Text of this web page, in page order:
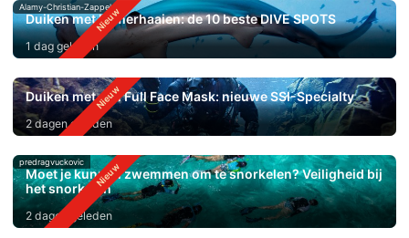
Alamy-Christian-Zappel
Duiken met hamerhaaien: de 10 beste DIVE SPOTS
1 dag geleden
Duiken met een Full Face Mask: nieuwe SSI-Specialty
2 dagen geleden
predragvuckovic
Moet je kunnen zwemmen om te snorkelen? Veiligheid bij
het snorkelen
2 dagen geleden